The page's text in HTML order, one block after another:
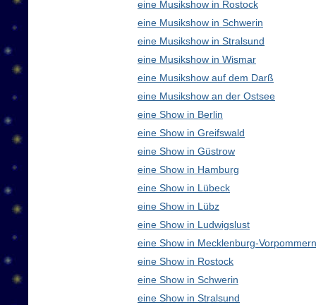
eine Musikshow in Rostock
eine Musikshow in Schwerin
eine Musikshow in Stralsund
eine Musikshow in Wismar
eine Musikshow auf dem Darß
eine Musikshow an der Ostsee
eine Show in Berlin
eine Show in Greifswald
eine Show in Güstrow
eine Show in Hamburg
eine Show in Lübeck
eine Show in Lübz
eine Show in Ludwigslust
eine Show in Mecklenburg-
eine Show in Rostock
eine Show in Schwerin
eine Show in Stralsund